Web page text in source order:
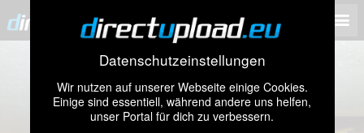
Datenschutzeinstellungen
Wir nutzen auf unserer Webseite einige Cookies.
Einige sind essentiell, während andere uns helfen,
unser Portal für dich zu verbessern.